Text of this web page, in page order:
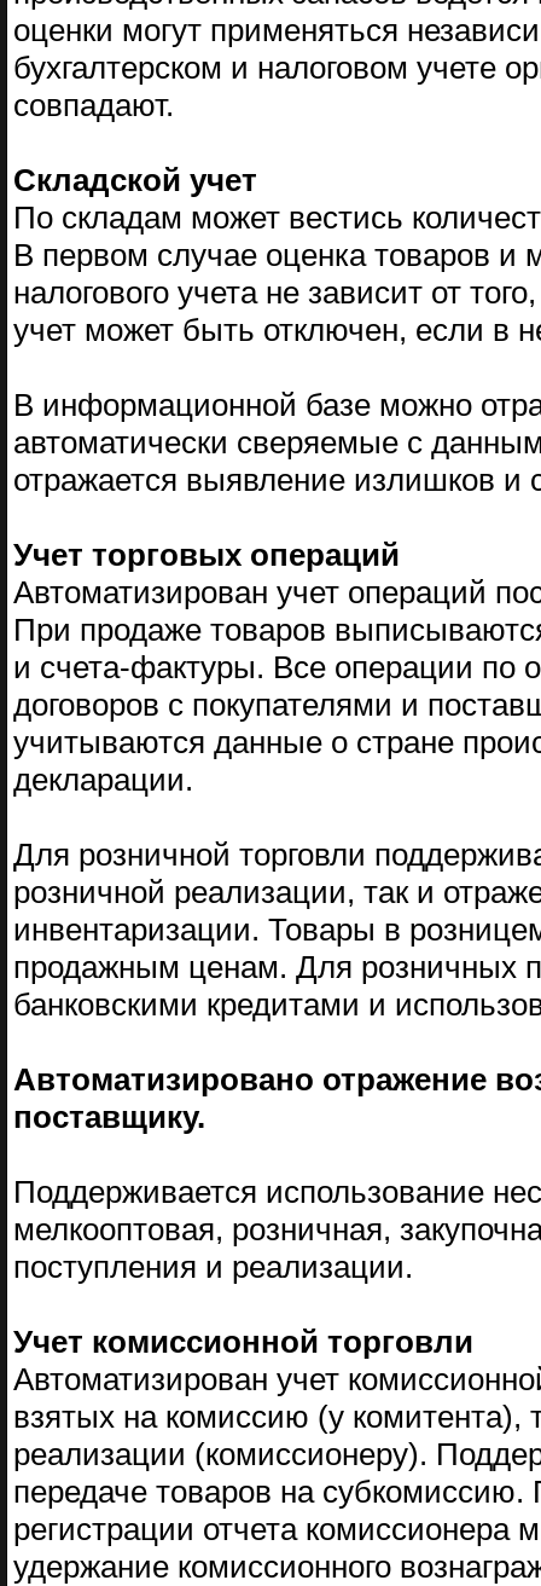
оценки могут применяться
бухгалтерском и налоговом учете
совпадают.
Складской учет
По складам может вестись
В первом случае оценка товаров и
налогового учета не зависит от
учет может быть отключен, если в
В информационной базе можно
автоматически сверяемые с
отражается выявление излишков и
Учет торговых операций
Автоматизирован учет операций
При продаже товаров
и счета-фактуры. Все операции по
договоров с покупателями и
учитываются данные о стране
декларации.
Для розничной торговли
розничной реализации, так и
инвентаризации. Товары в
продажным ценам. Для розничных
банковскими кредитами и
Автоматизировано отражение
поставщику.
Поддерживается использование
мелкооптовая, розничная,
поступления и реализации.
Учет комиссионной торговли
Автоматизирован учет
взятых на комиссию (у
реализации (комиссионеру).
передаче товаров на
регистрации отчета комиссионера
удержание комиссионного